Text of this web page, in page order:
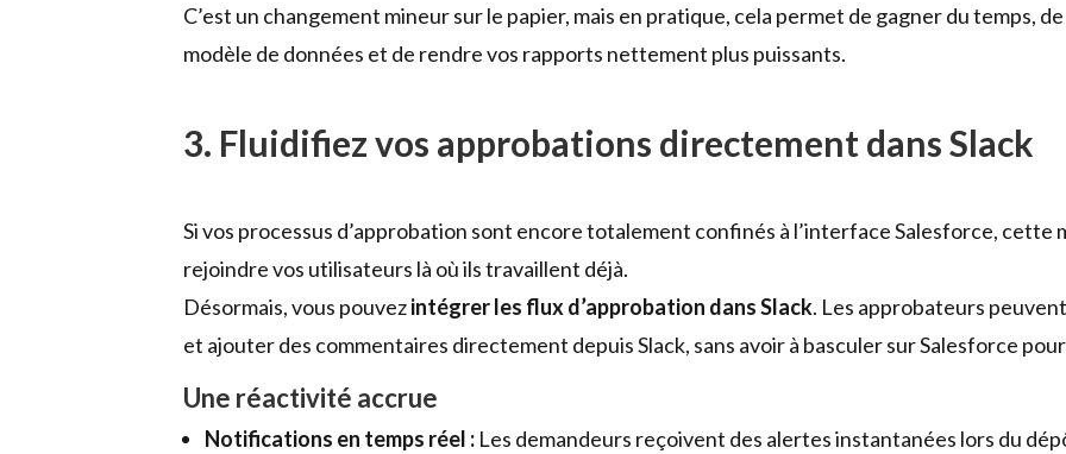
C’est un changement mineur sur le papier, mais en pratique, cela permet de gagner du temps,
modèle de données et de rendre vos rapports nettement plus puissants.
3. Fluidifiez vos approbations directement dans Slack
Si vos processus d’approbation sont encore totalement confinés à l’interface Salesforce, cette
rejoindre vos utilisateurs là où ils travaillent déjà.
Désormais, vous pouvezintégrer les flux d’approbation dans Slack. Les approbateurs
et ajouter des commentaires directement depuis Slack, sans avoir à basculer sur Salesforce
Une réactivité accrue
Notifications en temps réel : Les demandeurs reçoivent des alertes instantanées lors du